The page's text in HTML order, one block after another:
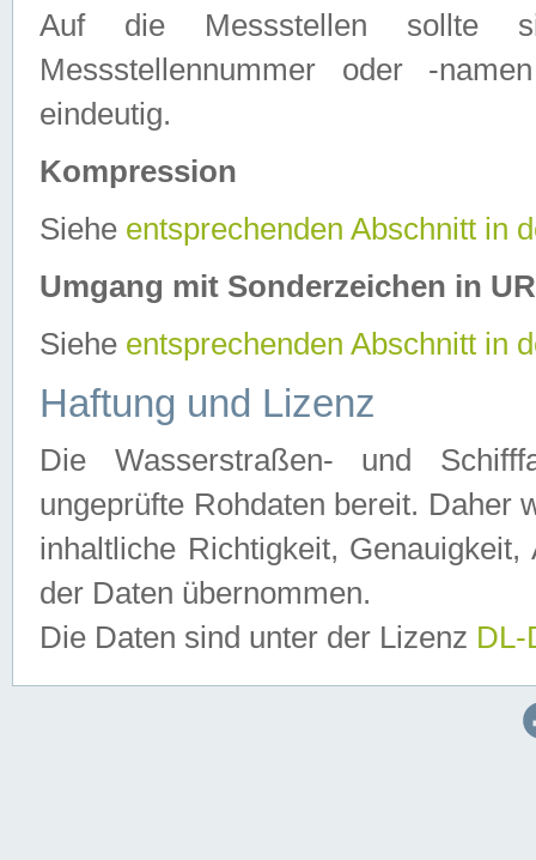
Auf die Messstellen sollte
Messstellennummer oder -
eindeutig.
Kompression
Siehe entsprechenden Abschnitt in
Umgang mit Sonderzeichen in
Siehe entsprechenden Abschnitt in
Haftung und Lizenz
Die Wasserstraßen- und
ungeprüfte Rohdaten bereit. Daher
inhaltliche Richtigkeit,
der Daten übernommen.
Die Daten sind unter der Lizenz